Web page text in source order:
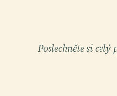
Poslechněte si